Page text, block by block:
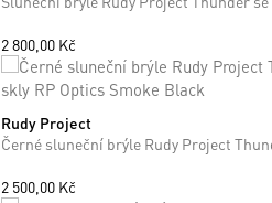
2 800,00 Kč
ONE SIZE
Rudy Project
2 500,00 Kč